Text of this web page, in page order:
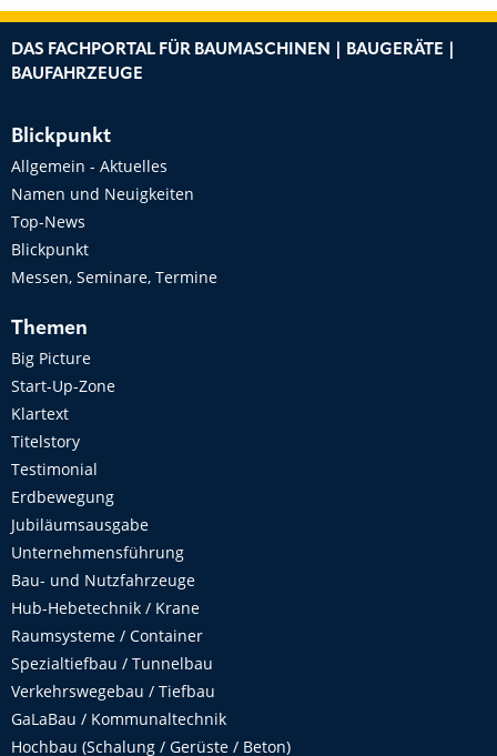
DAS FACHPORTAL FÜR BAUMASCHINEN | BAUGERÄTE |
BAUFAHRZEUGE
Blickpunkt
Allgemein - Aktuelles
Namen und Neuigkeiten
Top-News
Blickpunkt
Messen, Seminare, Termine
Themen
Big Picture
Start-Up-Zone
Klartext
Titelstory
Testimonial
Erdbewegung
Jubiläumsausgabe
Unternehmensführung
Bau- und Nutzfahrzeuge
Hub-Hebetechnik / Krane
Raumsysteme / Container
Spezialtiefbau / Tunnelbau
Verkehrswegebau / Tiefbau
GaLaBau / Kommunaltechnik
Hochbau (Schalung / Gerüste / Beton)